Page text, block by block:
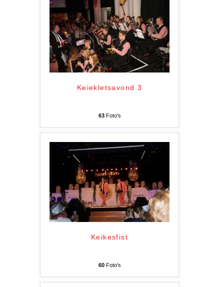
Keiekletsavond 3
63Foto's
Keikesfist
60Foto's